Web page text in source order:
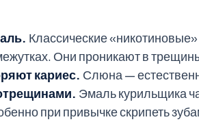
Классические
Они проникают в
кариес. Слюна —
Эмаль курильщика
при привычке скрипеть